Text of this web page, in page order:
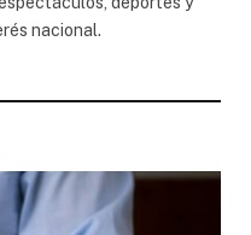
nacional.